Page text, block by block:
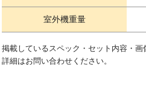
室外機重量
掲載しているスペック・セット内容・画
詳細はお問い合わせください。